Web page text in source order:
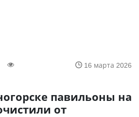
16 марта 2026
павильоны на
от